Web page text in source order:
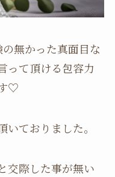
無かった真面目な
って頂ける包容力
♡
ておりました。
交際した事が無い